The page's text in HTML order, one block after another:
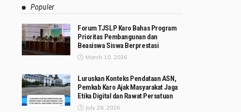
Populer
Forum TJSLP Karo Bahas Program
Prioritas Pembangunan dan
Beasiswa Siswa Berprestasi
March 10, 2026
Luruskan Konteks Pendataan ASN,
Pemkab Karo Ajak Masyarakat Jaga
Etika Digital dan Rawat Persatuan
July 28, 2026